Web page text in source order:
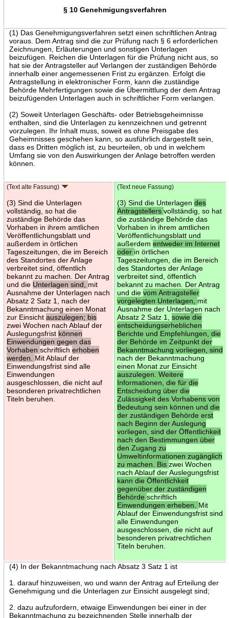
§ 10 Genehmigungsverfahren
(1) Das Genehmigungsverfahren setzt einen schriftlichen Antrag
voraus. Dem Antrag sind die zur Prüfung nach § 6 erforderlichen
Zeichnungen, Erläuterungen und sonstigen Unterlagen
beizufügen. Reichen die Unterlagen für die Prüfung nicht aus, so
hat sie der Antragsteller auf Verlangen der zuständigen Behörde
innerhalb einer angemessenen Frist zu ergänzen. Erfolgt die
Antragstellung in elektronischer Form, kann die zuständige
Behörde Mehrfertigungen sowie die Übermittlung der dem Antrag
beizufügenden Unterlagen auch in schriftlicher Form verlangen.
(2) Soweit Unterlagen Geschäfts- oder Betriebsgeheimnisse
enthalten, sind die Unterlagen zu kennzeichnen und getrennt
vorzulegen. Ihr Inhalt muss, soweit es ohne Preisgabe des
Geheimnisses geschehen kann, so ausführlich dargestellt sein,
dass es Dritten möglich ist, zu beurteilen, ob und in welchem
Umfang sie von den Auswirkungen der Anlage betroffen werden
können.
(Text alte Fassung)
(3) Sind die Unterlagen
vollständig, so hat die
zuständige Behörde das
Vorhaben in ihrem amtlichen
Veröffentlichungsblatt und
außerdem in örtlichen
Tageszeitungen, die im Bereich
des Standortes der Anlage
verbreitet sind, öffentlich
bekannt zu machen. Der Antrag
und die Unterlagen sind, mit
Ausnahme der Unterlagen nach
Absatz 2 Satz 1, nach der
Bekanntmachung einen Monat
zur Einsicht auszulegen; bis
zwei Wochen nach Ablauf der
Auslegungsfrist können
Einwendungen gegen das
Vorhaben schriftlich erhoben
werden. Mit Ablauf der
Einwendungsfrist sind alle
Einwendungen
ausgeschlossen, die nicht auf
besonderen privatrechtlichen
Titeln beruhen.
(Text neue Fassung)
(3) Sind die Unterlagen des
Antragstellers vollständig, so hat
die zuständige Behörde das
Vorhaben in ihrem amtlichen
Veröffentlichungsblatt und
außerdem entweder im Internet
oder in örtlichen
Tageszeitungen, die im Bereich
des Standortes der Anlage
verbreitet sind, öffentlich
bekannt zu machen. Der Antrag
und die vom Antragsteller
vorgelegten Unterlagen, mit
Ausnahme der Unterlagen nach
Absatz 2 Satz 1, sowie die
entscheidungserheblichen
Berichte und Empfehlungen, die
der Behörde im Zeitpunkt der
Bekanntmachung vorliegen, sind
nach der Bekanntmachung
einen Monat zur Einsicht
auszulegen. Weitere
Informationen, die für die
Entscheidung über die
Zulässigkeit des Vorhabens von
Bedeutung sein können und die
der zuständigen Behörde erst
nach Beginn der Auslegung
vorliegen, sind der Öffentlichkeit
nach den Bestimmungen über
den Zugang zu
Umweltinformationen zugänglich
zu machen. Bis zwei Wochen
nach Ablauf der Auslegungsfrist
kann die Öffentlichkeit
gegenüber der zuständigen
Behörde schriftlich
Einwendungen erheben. Mit
Ablauf der Einwendungsfrist sind
alle Einwendungen
ausgeschlossen, die nicht auf
besonderen privatrechtlichen
Titeln beruhen.
(4) In der Bekanntmachung nach Absatz 3 Satz 1 ist
1. darauf hinzuweisen, wo und wann der Antrag auf Erteilung der
Genehmigung und die Unterlagen zur Einsicht ausgelegt sind;
2. dazu aufzufordern, etwaige Einwendungen bei einer in der
Bekanntmachung zu bezeichnenden Stelle innerhalb der